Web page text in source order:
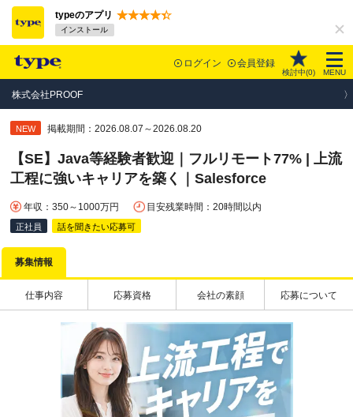
typeのアプリ
インストール
ログイン 会員登録
検討中(0) MENU
株式会社PROOF
NEW 掲載期間：2026.08.07～2026.08.20
【SE】Java等経験者歓迎｜フルリモート77% | 上流
工程に強いキャリアを築く｜Salesforce
年収：350～1000万円 目安残業時間：20時間以内
正社員 話を聞きたい応募可
募集情報
仕事内容 応募資格 会社の素顔 応募について